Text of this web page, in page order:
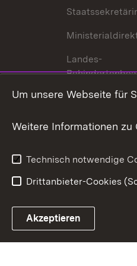
Landes-
Bürgerreferent
Karriere
Link zum
Um unsere Webseite für
Weitere Informationen
Technisch notwendige
Drittanbieter-Cookies
Akzeptieren